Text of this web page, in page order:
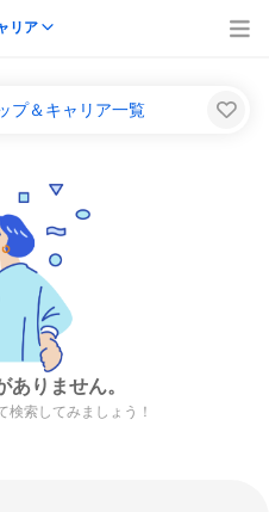
リア
プ＆キャリア一覧
ありません。
検索してみましょう！